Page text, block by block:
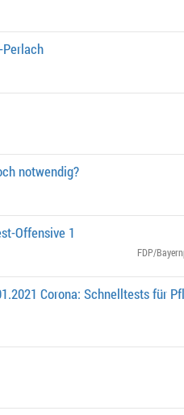
notwendig?
Offensive 1
FDP/
Corona: Schnelltests für